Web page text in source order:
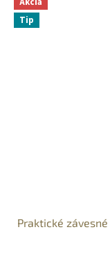
Tip
Praktické